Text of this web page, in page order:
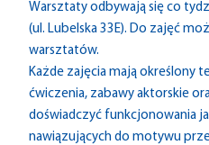
Warsztaty odbywają się co
(ul. Lubelska 33E). Do zajęć
warsztatów.
Każde zajęcia mają określony
ćwiczenia, zabawy aktorskie
doświadczyć funkcjonowania
nawiązujących do motywu